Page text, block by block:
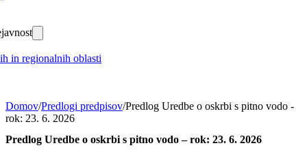
in regionalnih oblasti
Domov/Predlogi predpisov/Predlog Uredbe o oskrbi s pitno vodo -
rok: 23. 6. 2026
Predlog Uredbe o oskrbi s pitno vodo – rok: 23. 6. 2026